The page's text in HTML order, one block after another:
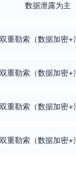
数据泄露为主
双重勒索（数据加密+
双重勒索（数据加密+
双重勒索（数据加密+
双重勒索（数据加密+